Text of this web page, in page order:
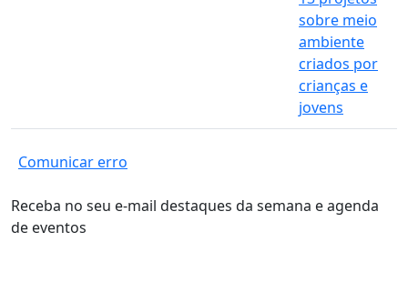
sobre meio
ambiente
criados por
crianças e
jovens
Comunicar erro
Receba no seu e-mail destaques da semana e agenda
de eventos